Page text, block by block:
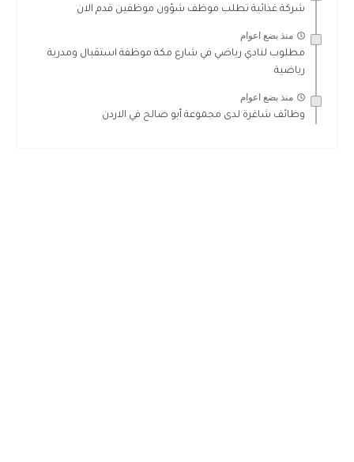
شركة غذائية تطلب موظف شؤون موظفين قدم الان
منذ بضع اعوام
مطلوب لنادي رياضي في شارع مكة موظفة استقبال ومدربة
رياضية
منذ بضع اعوام
وظائف شاغرة لدى مجموعة أبو صالح في الاردن